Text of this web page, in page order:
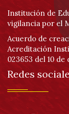
Institución de
vigilancia por el
Acuerdo de
Acreditación
023653 del 10 de
Redes